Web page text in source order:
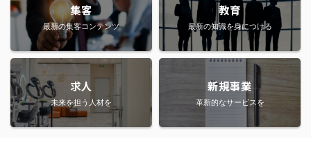
集客
最新の集客コンテンツ
教育
最新の知識を身につける
求人
未来を担う人材を
新規事業
革新的なサービスを